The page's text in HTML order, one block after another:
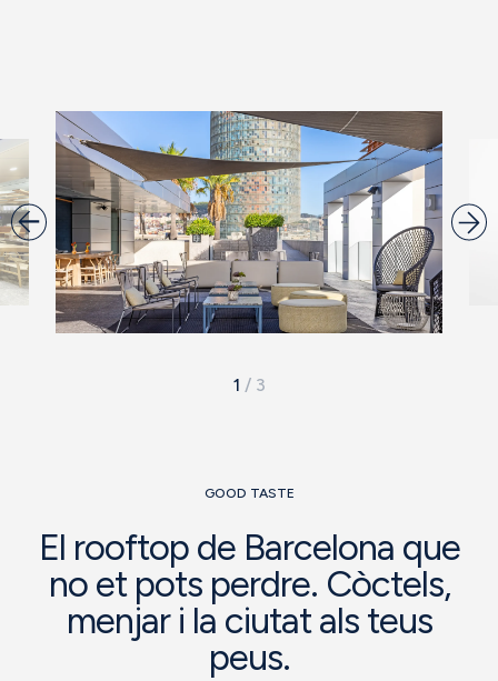
1 / 3
GOOD TASTE
El rooftop de Barcelona que
no et pots perdre. Còctels,
menjar i la ciutat als teus
peus.